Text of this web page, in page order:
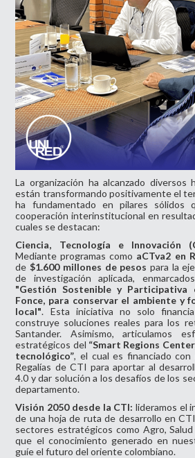
La organización ha alcanzado
están transformando positivamente el
ha fundamentado en pilares sólidos
cooperación interinstitucional en
cuales se destacan:
Ciencia, Tecnología e Innovación
Mediante programas como aCTva2 en
de$1.600 millones de pesos para la
de investigación aplicada,
"Gestión Sostenible y
Fonce, para conservar el ambiente y
local". Esta iniciativa no solo
construye soluciones reales para los
Santander. Asimismo, articulamos
estratégicos del “Smart Regions
tecnológico”, el cual es financiado
Regalías de CTI para aportar al
4.0 y dar solución a los desafíos de los
departamento.
Visión 2050 desde la CTI: lideramos el
de una hoja de ruta de desarrollo en
sectores estratégicos como Agro,
que el conocimiento generado en
guíe el futuro del oriente colombiano.